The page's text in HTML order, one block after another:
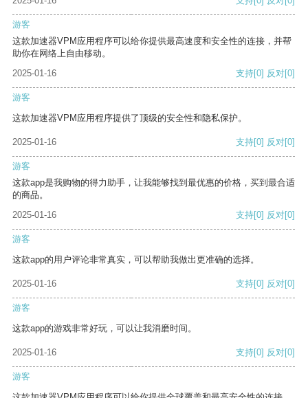
游客
这款加速器VPM应用程序可以给你提供最高速度和安全性的连接，并帮
助你在网络上自由移动。
2025-01-16
支持[0] 反对[0]
游客
这款加速器VPM应用程序提供了顶级的安全性和隐私保护。
2025-01-16 支持[0] 反对[0]
游客
这款app是我购物的得力助手，让我能够找到最优惠的价格，买到最合适
的商品。
2025-01-16
支持[0] 反对[0]
游客
这款app的用户评论非常真实，可以帮助我做出更准确的选择。
2025-01-16 支持[0] 反对[0]
游客
这款app的游戏非常好玩，可以让我消磨时间。
2025-01-16 支持[0] 反对[0]
游客